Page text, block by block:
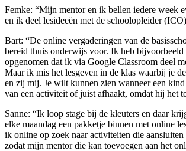
Femke: “Mijn mentor en ik bellen iedere week
en ik deel lesideeën met de schoolopleider
Bart: “De online vergaderingen van de
bereid thuis onderwijs voor. Ik heb
opgenomen dat ik via Google Classroom deel
Maar ik mis het lesgeven in de klas waarbij je
en zij mij. Je wilt kunnen zien wanneer een
van een activiteit of juist afhaakt, omdat hij het
Sanne: “Ik loop stage bij de kleuters en daar
elke maandag een pakketje binnen met online
ik online op zoek naar activiteiten die
zodat mijn mentor die kan toevoegen aan het